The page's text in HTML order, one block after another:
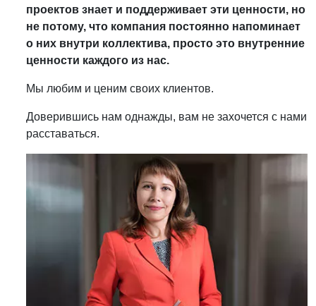
проектов знает и поддерживает эти ценности, но
не потому, что компания постоянно напоминает
о них внутри коллектива, просто это внутренние
ценности каждого из нас.
Мы любим и ценим своих клиентов.
Доверившись нам однажды, вам не захочется с нами
расставаться.